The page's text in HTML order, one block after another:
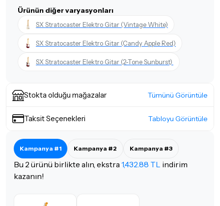
Ürünün diğer varyasyonları
SX Stratocaster Elektro Gitar (Vintage White)
SX Stratocaster Elektro Gitar (Candy Apple Red)
SX Stratocaster Elektro Gitar (2-Tone Sunburst)
Stokta olduğu mağazalar Tümünü Görüntüle
Taksit Seçenekleri Tabloyu Görüntüle
Kampanya #1 Kampanya #2 Kampanya #3
Bu 2 ürünü birlikte alın, ekstra1,432.88 TL indirim
kazanın!